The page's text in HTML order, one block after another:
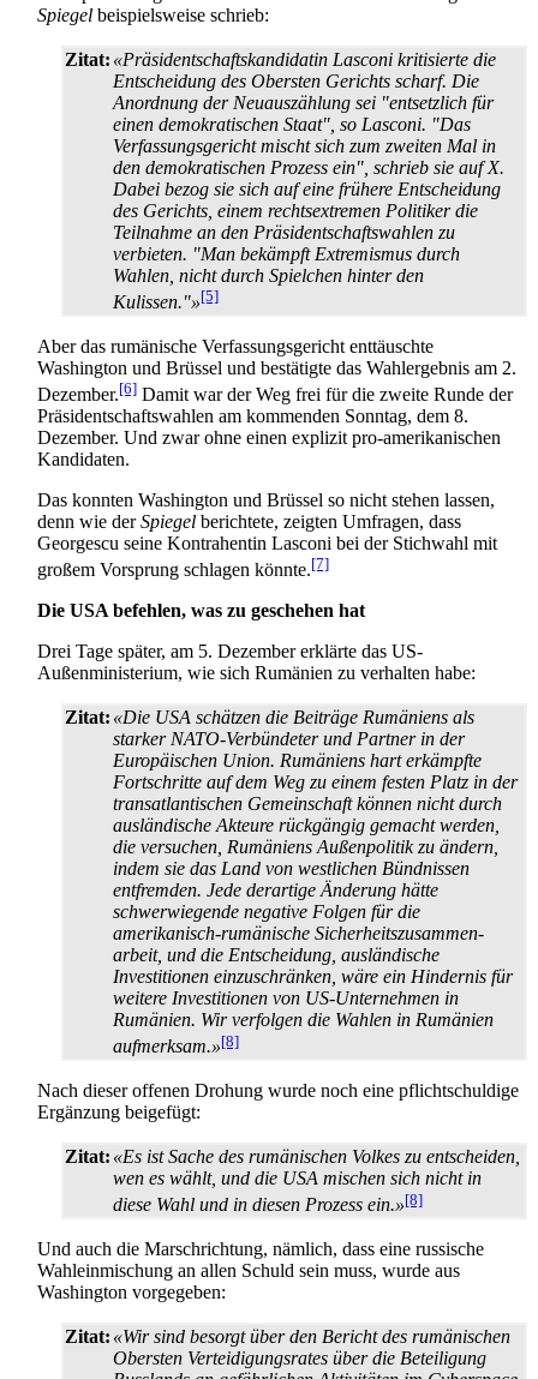
Spiegel beispielsweise schrieb:
Zitat: «Präsidentschaftskandidatin Lasconi kritisierte die
Entscheidung des Obersten Gerichts scharf. Die
Anordnung der Neuauszählung sei "entsetzlich für
einen demokratischen Staat", so Lasconi. "Das
Verfassungsgericht mischt sich zum zweiten Mal in
den demokratischen Prozess ein", schrieb sie auf X.
Dabei bezog sie sich auf eine frühere Entscheidung
des Gerichts, einem rechtsextremen Politiker die
Teilnahme an den Präsidentschafts­wahlen zu
verbieten. "Man bekämpft Extremismus durch
Wahlen, nicht durch Spielchen hinter den
Kulissen."»[5]
Aber das rumänische Verfassungsgericht enttäuschte
Washington und Brüssel und bestätigte das Wahlergebnis am 2.
Dezember.[6] Damit war der Weg frei für die zweite Runde der
Präsidentschafts­wahlen am kommenden Sonntag, dem 8.
Dezember. Und zwar ohne einen explizit pro-amerikanischen
Kandidaten.
Das konnten Washington und Brüssel so nicht stehen lassen,
denn wie derSpiegel berichtete, zeigten Umfragen, dass
Georgescu seine Kontrahentin Lasconi bei der Stichwahl mit
großem Vorsprung schlagen könnte.[7]
Die USA befehlen, was zu geschehen hat
Drei Tage später, am 5. Dezember erklärte das US-
Außenministerium, wie sich Rumänien zu verhalten habe:
Zitat: «Die USA schätzen die Beiträge Rumäniens als
starker NATO-Verbündeter und Partner in der
Europäischen Union. Rumäniens hart erkämpfte
Fortschritte auf dem Weg zu einem festen Platz in der
transatlantischen Gemeinschaft können nicht durch
ausländische Akteure rückgängig gemacht werden,
die versuchen, Rumäniens Außenpolitik zu ändern,
indem sie das Land von westlichen Bündnissen
entfremden. Jede derartige Änderung hätte
schwerwiegende negative Folgen für die
amerikanisch-rumänische Sicherheits­zusammen­
arbeit, und die Entscheidung, ausländische
Investitionen einzuschränken, wäre ein Hindernis für
weitere Investitionen von US-Unternehmen in
Rumänien. Wir verfolgen die Wahlen in Rumänien
aufmerksam.»[8]
Nach dieser offenen Drohung wurde noch eine pflicht­schuldige
Ergänzung beigefügt:
Zitat: «Es ist Sache des rumänischen Volkes zu entscheiden,
wen es wählt, und die USA mischen sich nicht in
diese Wahl und in diesen Prozess ein.»[8]
Und auch die Marschrichtung, nämlich, dass eine russische
Wahl­einmischung an allen Schuld sein muss, wurde aus
Washington vorgegeben:
Zitat: «Wir sind besorgt über den Bericht des rumänischen
Obersten Verteidigungs­rates über die Beteiligung